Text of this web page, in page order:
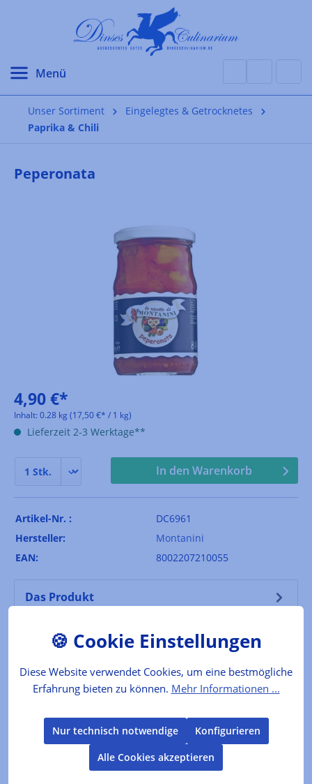
Unser Sortiment
Eingelegtes & Getrocknetes
Paprika & Chili
Peperonata
4,90 €*
Inhalt: 0.28 kg (17,50 €* / 1 kg)
Lieferzeit 2-3 Werktage**
In den Warenkorb
Artikel-Nr. :
DC6961
Hersteller:
Montanini
EAN:
8002207210055
Das Produkt
aus reifen Gemüsepaprika mit Zwiebeln und
Mehr
VERKEHRSBEZEICHNUNG Paprikagemüse-
Zubereitung ZUTATEN frische Paprika 58%,
Tomatenfruchtfleisch, Zwiebeln 4%,
Sonnenblumenöl…Mehr
Diese Website verwendet Cookies, um eine bestmögliche
Erfahrung bieten zu können. Mehr Informationen ...
Nur technisch notwendige
Konfigurieren
Alle Cookies akzeptieren